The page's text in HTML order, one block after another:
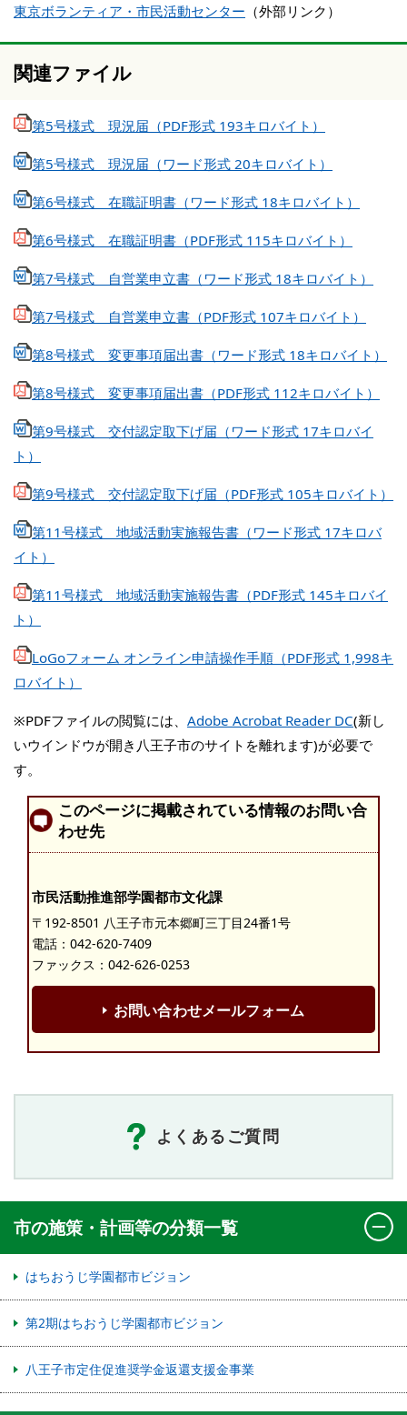
東京ボランティア・市民活動センター （外部リンク）
関連ファイル
第5号様式 現況届（PDF形式 193キロバイト）
第5号様式 現況届（ワード形式 20キロバイト）
第6号様式 在職証明書（ワード形式 18キロバイト）
第6号様式 在職証明書（PDF形式 115キロバイト）
第7号様式 自営業申立書（ワード形式 18キロバイト）
第7号様式 自営業申立書（PDF形式 107キロバイト）
第8号様式 変更事項届出書（ワード形式 18キロバイト）
第8号様式 変更事項届出書（PDF形式 112キロバイト）
第9号様式 交付認定取下げ届（ワード形式 17キロバイ
ト）
第9号様式 交付認定取下げ届（PDF形式 105キロバイト）
第11号様式 地域活動実施報告書（ワード形式 17キロバ
イト）
第11号様式 地域活動実施報告書（PDF形式 145キロバイ
ト）
LoGoフォーム オンライン申請操作手順（PDF形式 1,998キ
ロバイト）
※PDFファイルの閲覧には、 Adobe Acrobat Reader DC(新し
いウインドウが開き八王子市のサイトを離れます)が必要で
す。
このページに掲載されている情報のお問い合
わせ先
市民活動推進部学園都市文化課
〒192-8501 八王子市元本郷町三丁目24番1号
電話： 042-620-7409
ファックス：042-626-0253
お問い合わせメールフォーム
よくあるご質問
市の施策・計画等の分類一覧
はちおうじ学園都市ビジョン
第2期はちおうじ学園都市ビジョン
八王子市定住促進奨学金返還支援金事業